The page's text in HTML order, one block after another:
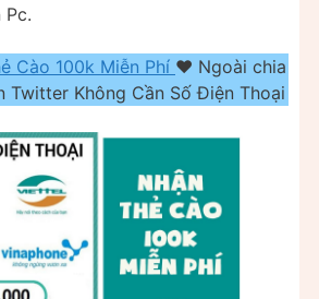
Cào 100k Miễn Phí ❤️ Ngoài chia
Twitter Không Cần Số Điện Thoại